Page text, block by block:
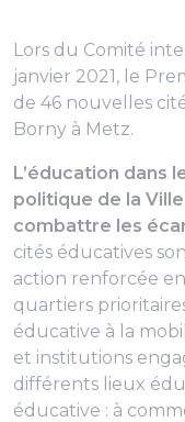
Lors du Comité
janvier 2021, le
de 46 nouvelles
Borny à Metz.
L’éducation dans
politique de la
combattre les
cités éducatives
action renforcée
quartiers
éducative à la
et institutions
différents lieux
éducative : à